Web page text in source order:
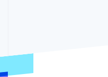
การขจัดคาร์บอน